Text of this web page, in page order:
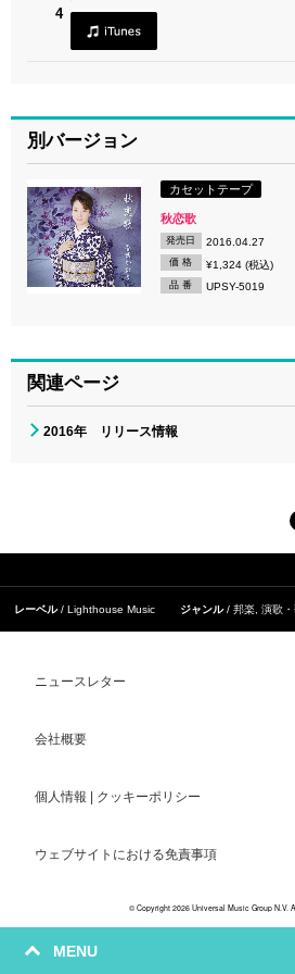
MENU
4
別バージョン
カセットテープ
秋恋歌
発売日 2016.04.27
価 格 ¥1,324 (税込)
品 番 UPSY-5019
関連ページ
2016年 リリース情報
レーベル Lighthouse Music ジャンル 邦楽 演歌
ニュースレター
会社概要
個人情報 | クッキーポリシー
ウェブサイトにおける免責事項
© Copyright 2026 Universal Music Group N.V.